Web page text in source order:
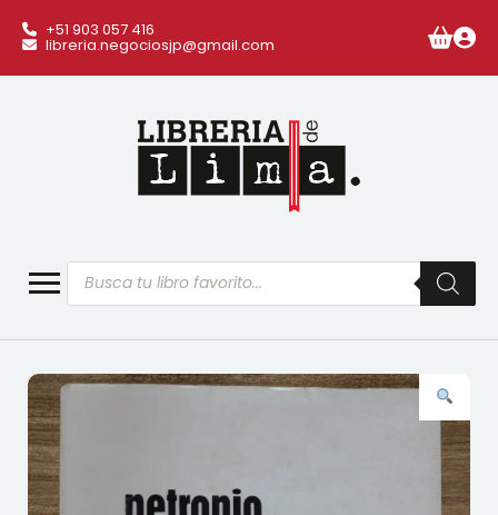
+51 903 057 416
libreria.negociosjp@gmail.com
Búsqueda
de
productos